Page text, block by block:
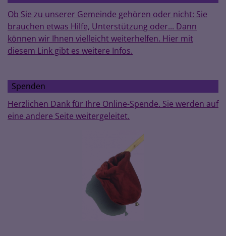
Ob Sie zu unserer Gemeinde gehören oder nicht: Sie
brauchen etwas Hilfe, Unterstützung oder... Dann
können wir Ihnen vielleicht weiterhelfen. Hier mit
diesem Link gibt es weitere Infos.
Spenden
Herzlichen Dank für Ihre Online-Spende. Sie werden auf
eine andere Seite weitergeleitet.